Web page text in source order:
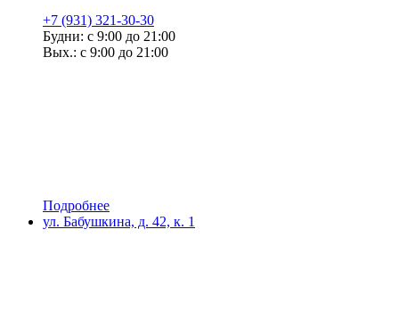
+7 (931) 321-30-30
Будни: с 9:00 до 21:00
Вых.: с 9:00 до 21:00
Подробнее
ул. Бабушкина, д. 42, к. 1